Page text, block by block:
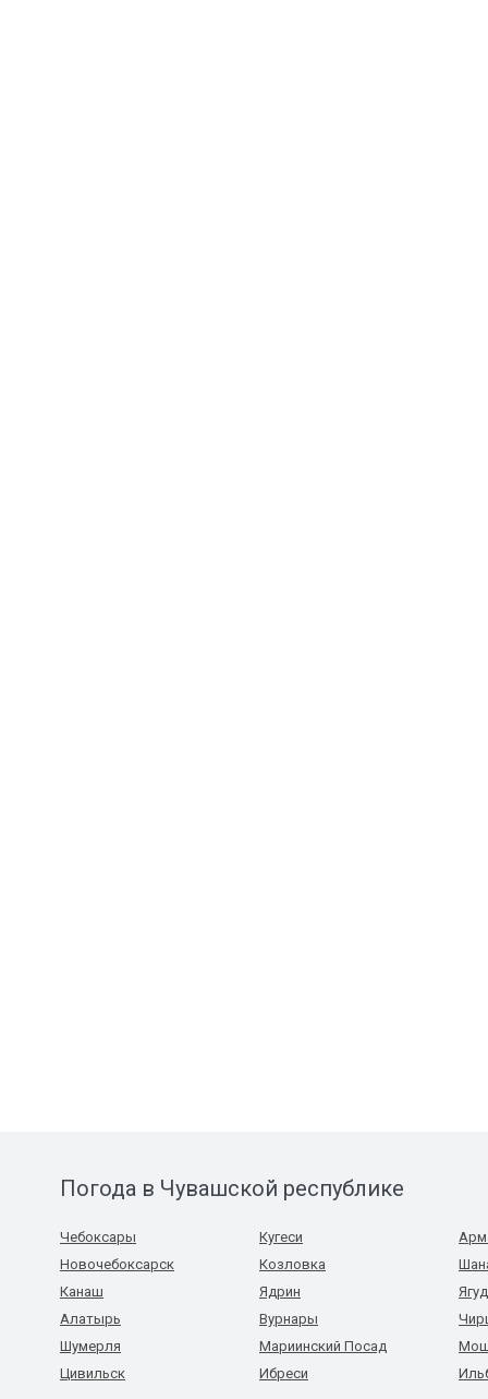
Погода в Чувашской республике
Чебоксары
Новочебоксарск
Канаш
Алатырь
Шумерля
Цивильск
Кугеси
Козловка
Ядрин
Вурнары
Мариинский Посад
Ибреси